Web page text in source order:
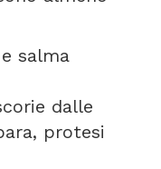
salma
dalle
protesi